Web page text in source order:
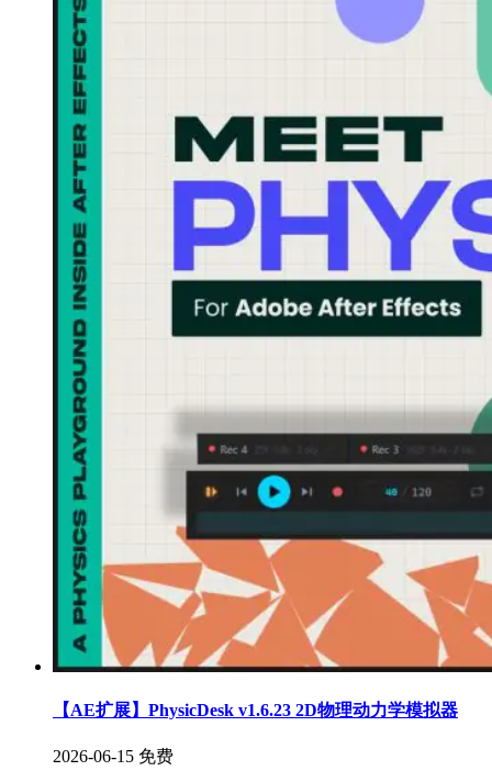
【AE扩展】PhysicDesk v1.6.23 2D物理动力学模拟器
2026-06-15 免费